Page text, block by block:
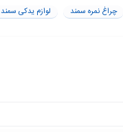
چراغ نمره سمند لوازم یدکی سمند